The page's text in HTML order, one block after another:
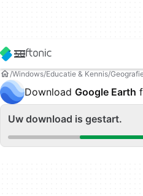
Windows Educatie & Kennis
Download Google Earth
Uw download is gestart.